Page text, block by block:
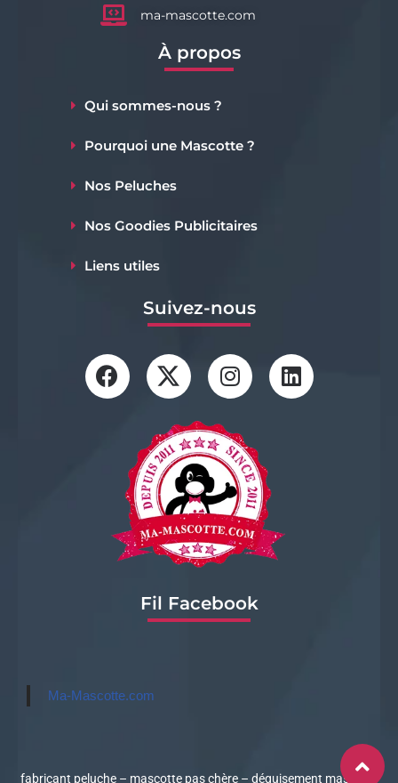
ma-mascotte.com
À propos
Qui sommes-nous ?
Pourquoi une Mascotte ?
Nos Peluches
Nos Goodies Publicitaires
Liens utiles
Suivez-nous
Fil Facebook
Ma-Mascotte.com
fabricant peluche – mascotte pas chère – déguisement mascotte